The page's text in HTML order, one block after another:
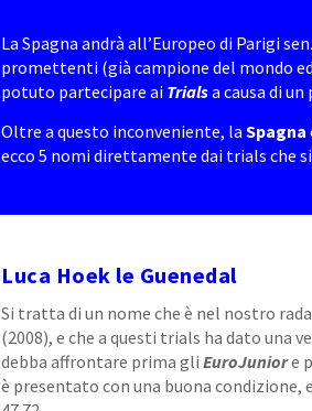
La Spagna andrà all’Europeo di Parigi
promettenti (già campione del mondo
potuto partecipare ai Trialsa causa di
Oltre a questo inconveniente, laSpagna
ecco 5 nomi direttamente dai trials che
Luca Hoek le Guenedal
Si tratta di un nome che è nel nostro
(2008), e che a questi trials ha dato una
debba affrontare prima gliEuroJuniore
è presentato con una buona condizione,